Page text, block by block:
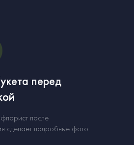
перед
после
сделает подробные фото